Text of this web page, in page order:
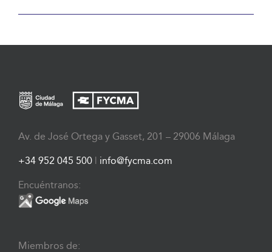
Av. de José Ortega y Gasset, 201 – 29006 Málaga
+34 952 045 500 | info@fycma.com
Encuéntranos:
Miembros de: